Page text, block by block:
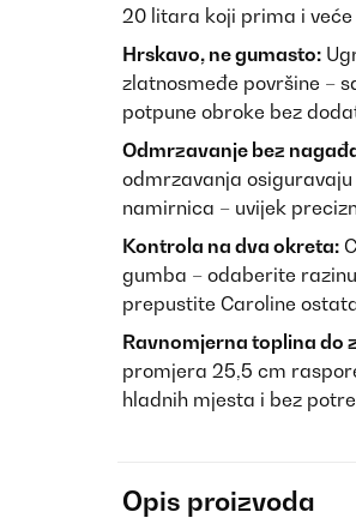
20 litara koji prima i veće
Hrskavo, ne gumasto:
zlatnosmeđe površine –
potpune obroke bez
Odmrzavanje bez
odmrzavanja
namirnica – uvijek
Kontrola na dva okreta:
gumba – odaberite
prepustite Caroline
Ravnomjerna toplina do
promjera 25,5 cm
hladnih mjesta i bez
Opis proizvoda